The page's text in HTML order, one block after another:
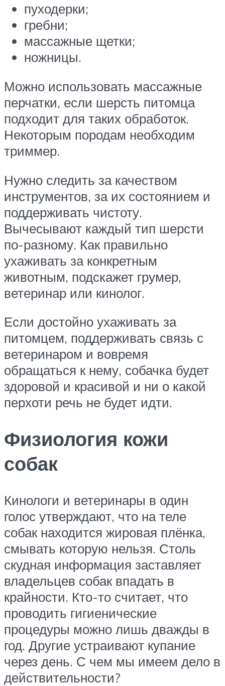
пуходерки;
гребни;
массажные щетки;
ножницы.
Можно использовать массажные
перчатки, если шерсть питомца
подходит для таких обработок.
Некоторым породам необходим
триммер.
Нужно следить за качеством
инструментов, за их состоянием и
поддерживать чистоту.
Вычесывают каждый тип шерсти
по-разному. Как правильно
ухаживать за конкретным
животным, подскажет грумер,
ветеринар или кинолог.
Если достойно ухаживать за
питомцем, поддерживать связь с
ветеринаром и вовремя
обращаться к нему, собачка будет
здоровой и красивой и ни о какой
перхоти речь не будет идти.
Физиология кожи
собак
Кинологи и ветеринары в один
голос утверждают, что на теле
собак находится жировая плёнка,
смывать которую нельзя. Столь
скудная информация заставляет
владельцев собак впадать в
крайности. Кто-то считает, что
проводить гигиенические
процедуры можно лишь дважды в
год. Другие устраивают купание
через день. С чем мы имеем дело в
действительности?